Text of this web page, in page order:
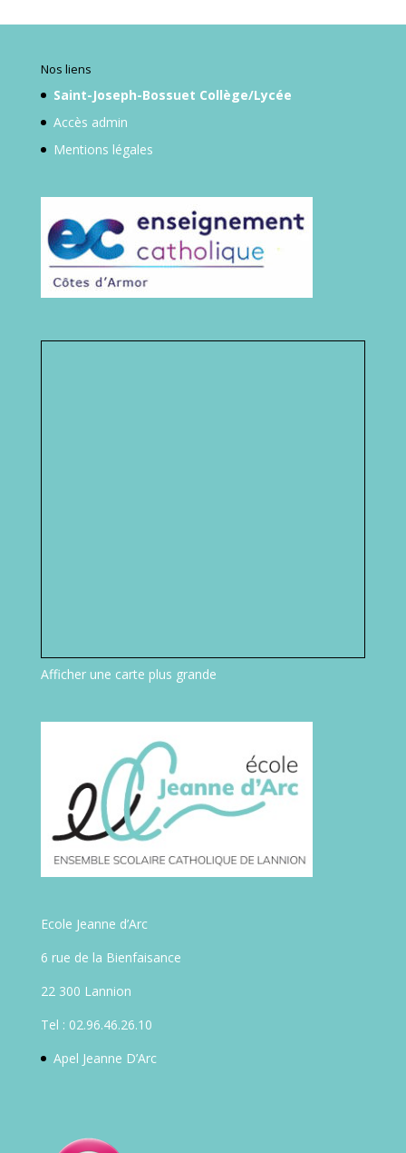
Nos liens
Saint-Joseph-Bossuet Collège/Lycée
Accès admin
Mentions légales
Afficher une carte plus grande
Ecole Jeanne d’Arc
6 rue de la Bienfaisance
22 300 Lannion
Tel : 02.96.46.26.10
Apel Jeanne D’Arc